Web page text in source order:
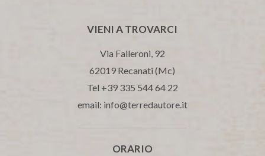
VIENI A TROVARCI
Via Falleroni, 92
62019 Recanati (Mc)
Tel +39 335 544 64 22
email: info@terredautore.it
ORARIO